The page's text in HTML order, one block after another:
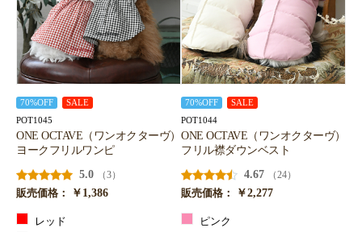
70%OFF SALE
POT1045
ONE OCTAVE（ワンオクターヴ）
ヨークフリルワンピ
5.0
（3）
販売価格：
￥1,386
レッド
70%OFF SALE
POT1044
ONE OCTAVE（ワンオクターヴ）
フリル襟ダウンベスト
4.67
（24）
販売価格：
￥2,277
ピンク